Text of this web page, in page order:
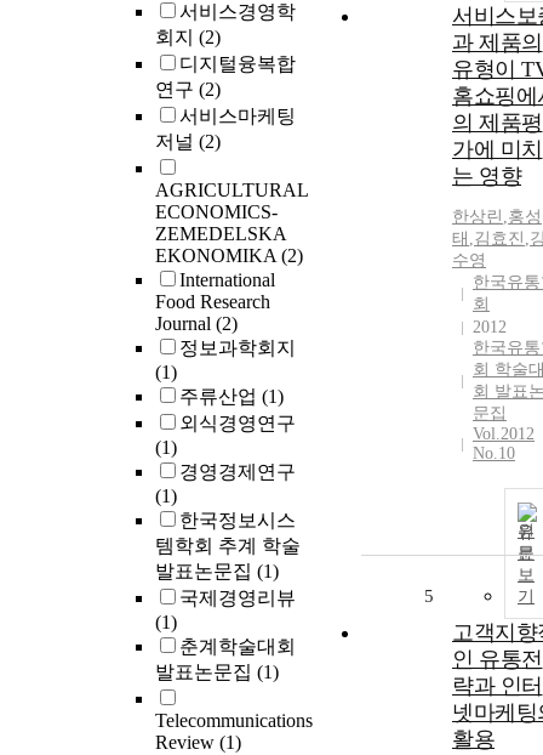
서비스경영학
회지 (2)
디지털융복합
연구 (2)
서비스마케팅
저널 (2)
AGRICULTURAL
ECONOMICS-
ZEMEDELSKA
EKONOMIKA(2)
International
Food Research
Journal (2)
정보과학회지
(1)
주류산업 (1)
외식경영연구
(1)
경영경제연구
(1)
한국정보시스
템학회 추계 학술
발표논문집 (1)
국제경영리뷰
(1)
춘계학술대회
발표논문집 (1)
Telecommunications
Review (1)
서비스보
과 제품의
유형이
홈쇼핑에
의 제품평
가에 미치
는 영향
한상린 ,홍성
태 ,김효진 ,
수영
한국유
회
2012
한국유
회 학술
회 발표
문집
Vol.2012
No.10
원
문
보
기
5
고객지향
인 유통전
략과 인터
넷마케팅
활용